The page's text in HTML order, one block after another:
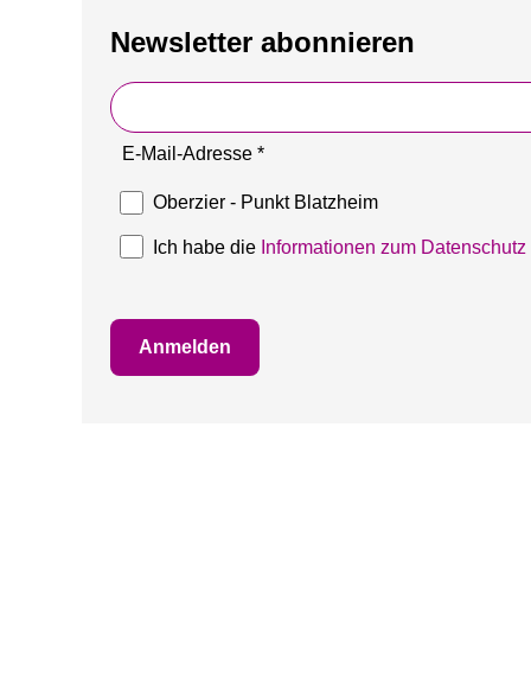
Newsletter abonnieren
E-Mail-Adresse *
Oberzier - Punkt Blatzheim
Ich habe die Informationen zum Datenschutz